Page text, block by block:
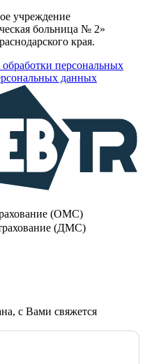
учреждение
больница № 2»
края.
персональных
данных
(OMC)
(ДМС)
с Вами свяжется